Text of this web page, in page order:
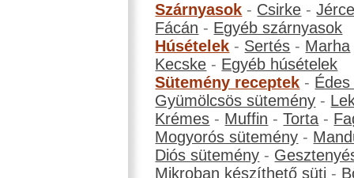
Szárnyasok - Csirke -
Fácán - Egyéb szárnyasok
Húsételek - Sertés - Marha
Kecske - Egyéb húsételek
Sütemény receptek -
Gyümölcsös sütemény -
Krémes - Muffin -Torta -
Mogyorós sütemény -
Diós sütemény -
Mikroban készíthető süti -